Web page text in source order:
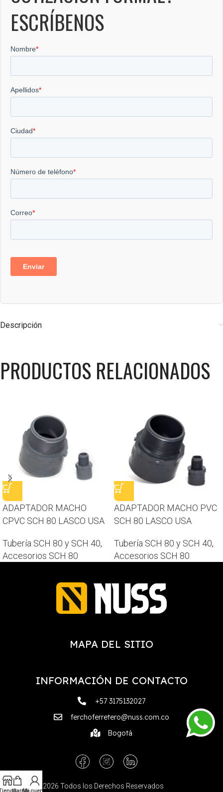
ESCRÍBENOS
Descripción
PRODUCTOS RELACIONADOS
ADAPTADOR MACHO
CPVC SCH 80 LASCO USA
Tubería SCH 80 y SCH 40,
Accesorios SCH 80
ADAPTADOR MACHO PVC
SCH 80 LASCO USA
Tubería SCH 80 y SCH 40,
Accesorios SCH 80
MAPA DEL SITIO
INFORMACIÓN DE CONTACTO
+57 3175132027
ferchoferretero@nuss.com.co
Bogotá
©NUSS. 2026 Todos los Derechos Reservados